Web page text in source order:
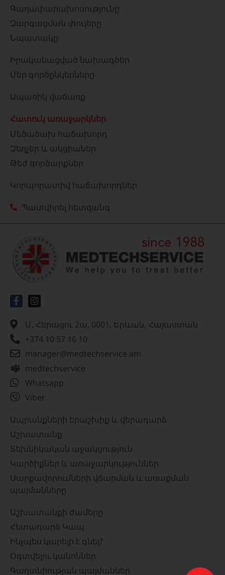
Գաղափարախոսությունը
Զարգացման փուլերը
Նպատակը
Իրականացված նախագծեր
Մեր գործընկերները
Ապառիկ վաճառք
Հատուկ առաջարկներ
Մեծածախ հաճախորդ
Զեղչեր և ակցիաներ
Թեժ գործարքներ
Կորպորատիվ հաճախորդներ
Պատվիրել հետզանգ
Մ. Հերացու 2ա, 0001, Երևան, Հայաստան
+374 10 57 16 10
manager@medtechservice.am
medtechservice
Whatsapp
Viber
Ապրանքների երաշխիք և վերադարձ
Աշխատանք
Տեխնիկական աջակցություն
Կարծիքներ և առաջարկություններ
Սարքավորումների վճարման և առաքման
պայմանները
Աշխատանքի ժամերը
Հետադարձ Կապ
Ինչպես կարելի է գնել?
Օգտվելու կանոններ
Գաղտնիության պայմաններ